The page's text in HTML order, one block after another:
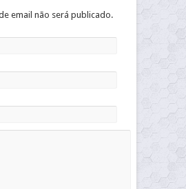
email não será publicado.